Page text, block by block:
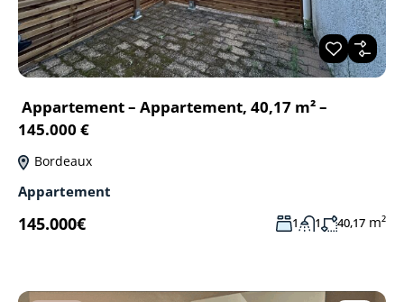
Appartement – Appartement, 40,17 m² –
145.000 €
Bordeaux
Appartement
145.000€ 1 1 40,17 m²